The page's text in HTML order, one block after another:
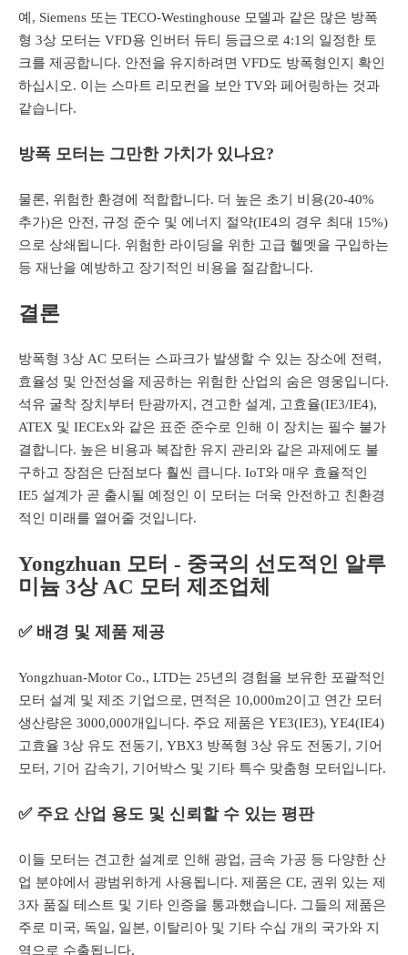
예, Siemens 또는 TECO-Westinghouse 모델과 같은 많은 방폭
형 3상 모터는 VFD용 인버터 듀티 등급으로 4:1의 일정한 토
크를 제공합니다. 안전을 유지하려면 VFD도 방폭형인지 확인
하십시오. 이는 스마트 리모컨을 보안 TV와 페어링하는 것과
같습니다.
방폭 모터는 그만한 가치가 있나요?
물론, 위험한 환경에 적합합니다. 더 높은 초기 비용(20-40%
추가)은 안전, 규정 준수 및 에너지 절약(IE4의 경우 최대 15%)
으로 상쇄됩니다. 위험한 라이딩을 위한 고급 헬멧을 구입하는
등 재난을 예방하고 장기적인 비용을 절감합니다.
결론
방폭형 3상 AC 모터는 스파크가 발생할 수 있는 장소에 전력,
효율성 및 안전성을 제공하는 위험한 산업의 숨은 영웅입니다.
석유 굴착 장치부터 탄광까지, 견고한 설계, 고효율(IE3/IE4),
ATEX 및 IECEx와 같은 표준 준수로 인해 이 장치는 필수 불가
결합니다. 높은 비용과 복잡한 유지 관리와 같은 과제에도 불
구하고 장점은 단점보다 훨씬 큽니다. IoT와 매우 효율적인
IE5 설계가 곧 출시될 예정인 이 모터는 더욱 안전하고 친환경
적인 미래를 열어줄 것입니다.
Yongzhuan 모터 - 중국의 선도적인 알루
미늄 3상 AC 모터 제조업체
✅ 배경 및 제품 제공
Yongzhuan-Motor Co., LTD는 25년의 경험을 보유한 포괄적인
모터 설계 및 제조 기업으로, 면적은 10,000m2이고 연간 모터
생산량은 3000,000개입니다. 주요 제품은 YE3(IE3), YE4(IE4)
고효율 3상 유도 전동기, YBX3 방폭형 3상 유도 전동기, 기어
모터, 기어 감속기, 기어박스 및 기타 특수 맞춤형 모터입니다.
✅ 주요 산업 용도 및 신뢰할 수 있는 평판
이들 모터는 견고한 설계로 인해 광업, 금속 가공 등 다양한 산
업 분야에서 광범위하게 사용됩니다. 제품은 CE, 권위 있는 제
3자 품질 테스트 및 기타 인증을 통과했습니다. 그들의 제품은
주로 미국, 독일, 일본, 이탈리아 및 기타 수십 개의 국가와 지
역으로 수출됩니다.